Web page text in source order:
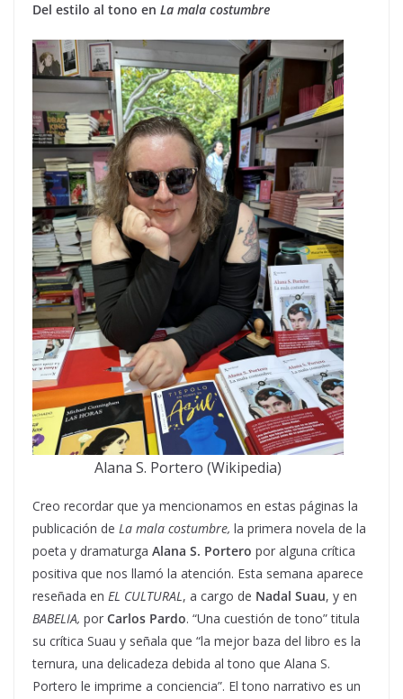
Del estilo al tono en La mala costumbre
Alana S. Portero (Wikipedia)
Creo recordar que ya mencionamos en estas páginas la
publicación de La mala costumbre, la primera novela de la
poeta y dramaturga Alana S. Portero por alguna crítica
positiva que nos llamó la atención. Esta semana aparece
reseñada en EL CULTURAL, a cargo de Nadal Suau, y en
BABELIA, por Carlos Pardo. “Una cuestión de tono” titula
su crítica Suau y señala que “la mejor baza del libro es la
ternura, una delicadeza debida al tono que Alana S.
Portero le imprime a conciencia”. El tono narrativo es un